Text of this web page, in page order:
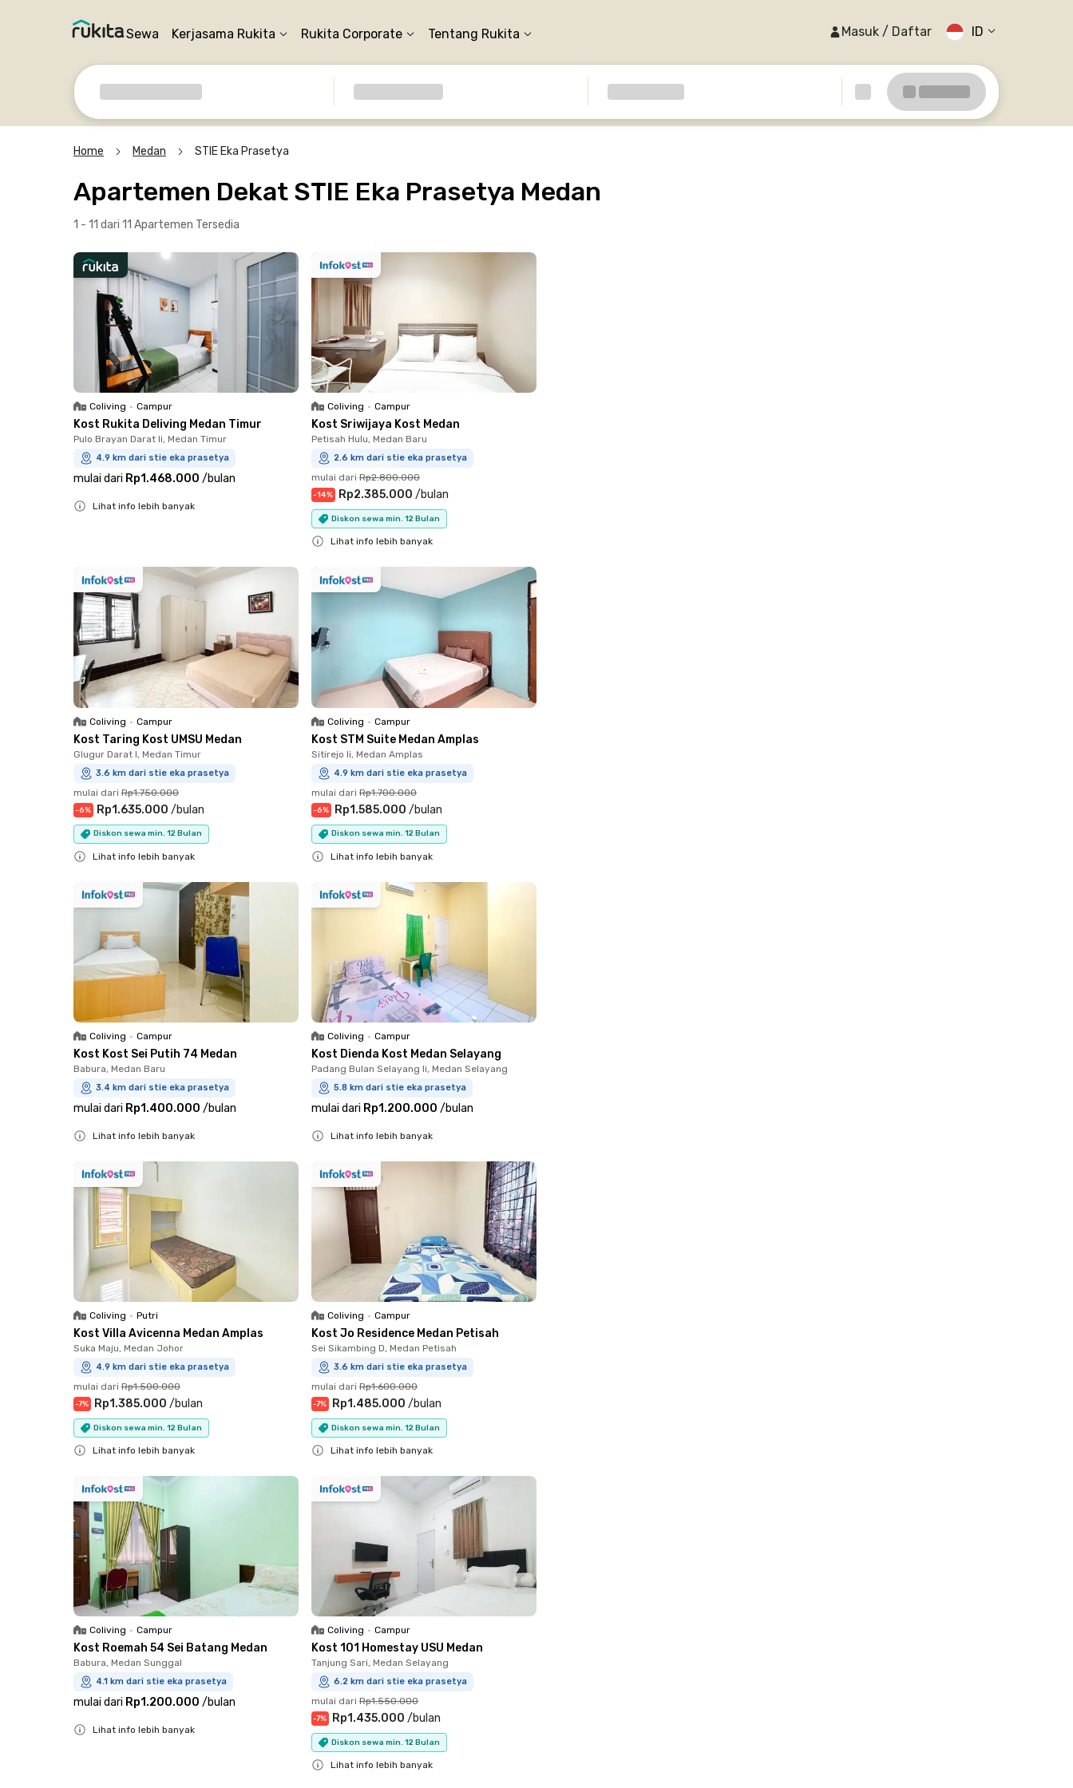
Sewa Kerjasama Rukita Rukita Corporate Tentang Rukita Masuk / Daftar ID
Home Medan STIE Eka Prasetya
Apartemen Dekat STIE Eka Prasetya Medan
1 - 11 dari 11 Apartemen Tersedia
Coliving • Campur
Kost Rukita Deliving Medan Timur
Pulo Brayan Darat Ii, Medan Timur
4.9 km dari stie eka prasetya
mulai dari Rp1.468.000 /bulan
Lihat info lebih banyak
Coliving • Campur
Kost Sriwijaya Kost Medan
Petisah Hulu, Medan Baru
2.6 km dari stie eka prasetya
mulai dari Rp2.800.000
-14% Rp2.385.000 /bulan
Diskon sewa min. 12 Bulan
Lihat info lebih banyak
Coliving • Campur
Kost Taring Kost UMSU Medan
Glugur Darat I, Medan Timur
3.6 km dari stie eka prasetya
mulai dari Rp1.750.000
-6% Rp1.635.000 /bulan
Diskon sewa min. 12 Bulan
Lihat info lebih banyak
Coliving • Campur
Kost STM Suite Medan Amplas
Sitirejo Ii, Medan Amplas
4.9 km dari stie eka prasetya
mulai dari Rp1.700.000
-6% Rp1.585.000 /bulan
Diskon sewa min. 12 Bulan
Lihat info lebih banyak
Coliving • Campur
Kost Kost Sei Putih 74 Medan
Babura, Medan Baru
3.4 km dari stie eka prasetya
mulai dari Rp1.400.000 /bulan
Lihat info lebih banyak
Coliving • Campur
Kost Dienda Kost Medan Selayang
Padang Bulan Selayang Ii, Medan Selayang
5.8 km dari stie eka prasetya
mulai dari Rp1.200.000 /bulan
Lihat info lebih banyak
Coliving • Putri
Kost Villa Avicenna Medan Amplas
Suka Maju, Medan Johor
4.9 km dari stie eka prasetya
mulai dari Rp1.500.000
-7% Rp1.385.000 /bulan
Diskon sewa min. 12 Bulan
Lihat info lebih banyak
Coliving • Campur
Kost Jo Residence Medan Petisah
Sei Sikambing D, Medan Petisah
3.6 km dari stie eka prasetya
mulai dari Rp1.600.000
-7% Rp1.485.000 /bulan
Diskon sewa min. 12 Bulan
Lihat info lebih banyak
Coliving • Campur
Kost Roemah 54 Sei Batang Medan
Babura, Medan Sunggal
4.1 km dari stie eka prasetya
mulai dari Rp1.200.000 /bulan
Lihat info lebih banyak
Coliving • Campur
Kost 101 Homestay USU Medan
Tanjung Sari, Medan Selayang
6.2 km dari stie eka prasetya
mulai dari Rp1.550.000
-7% Rp1.435.000 /bulan
Diskon sewa min. 12 Bulan
Lihat info lebih banyak